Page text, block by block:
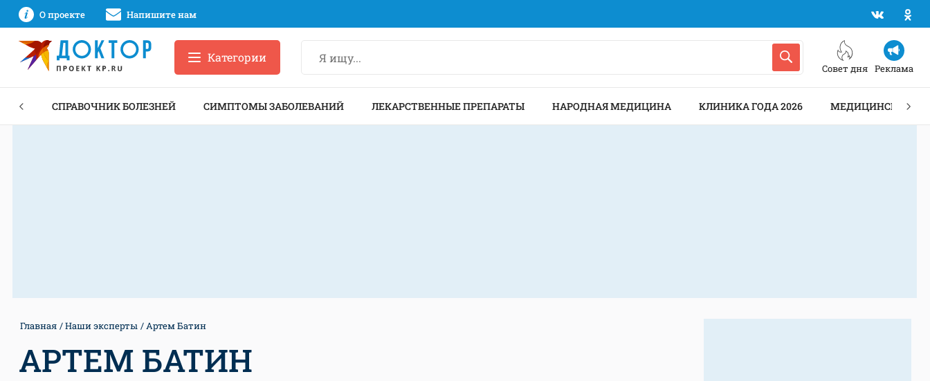
О проекте Напишите нам
Совет дня Реклама
Категории
СПРАВОЧНИК БОЛЕЗНЕЙ СИМПТОМЫ ЗАБОЛЕВАНИЙ ЛЕКАРСТВЕННЫЕ ПРЕПАРАТЫ НАРОДНАЯ МЕДИЦИНА КЛИНИКА ГОДА 2026 МЕДИЦИНСКИЕ
Главная Наши эксперты Артем Батин
АРТЕМ БАТИН